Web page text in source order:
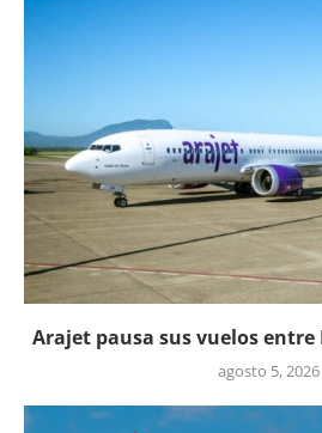
Arajet pausa sus vuelos entre
agosto 5, 2026